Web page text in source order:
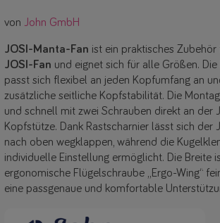
von John GmbH
JOSI-Manta-Fan ist ein praktisches
JOSI-Fan und eignet sich für alle Größen.
passt sich flexibel an jeden Kopfumfang an
zusätzliche seitliche Kopfstabilität. Die
und schnell mit zwei Schrauben direkt an der
Kopfstütze. Dank Rastscharnier lässt sich der
nach oben wegklappen, während die
individuelle Einstellung ermöglicht. Die Breite
ergonomische Flügelschraube „Ergo-Wing“
eine passgenaue und komfortable